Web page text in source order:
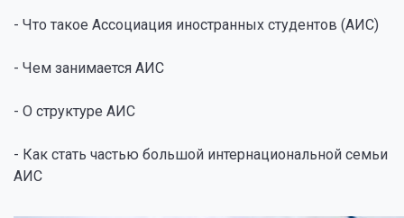
- Что такое Ассоциация иностранных студентов (АИС)
- Чем занимается АИС
- О структуре АИС
- Как стать частью большой интернациональной семьи
АИС